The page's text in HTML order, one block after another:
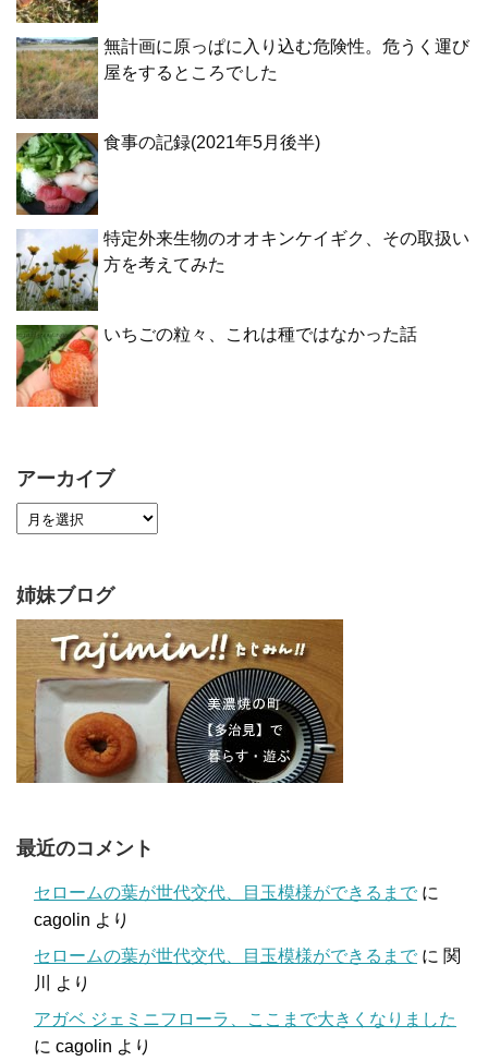
無計画に原っぱに入り込む危険性。危うく運び
屋をするところでした
食事の記録(2021年5月後半)
特定外来生物のオオキンケイギク、その取扱い
方を考えてみた
いちごの粒々、これは種ではなかった話
アーカイブ
姉妹ブログ
最近のコメント
セロームの葉が世代交代、目玉模様ができるまで に
cagolin より
セロームの葉が世代交代、目玉模様ができるまで に 関
川
より
アガベ ジェミニフローラ、ここまで大きくなりました
に cagolin より